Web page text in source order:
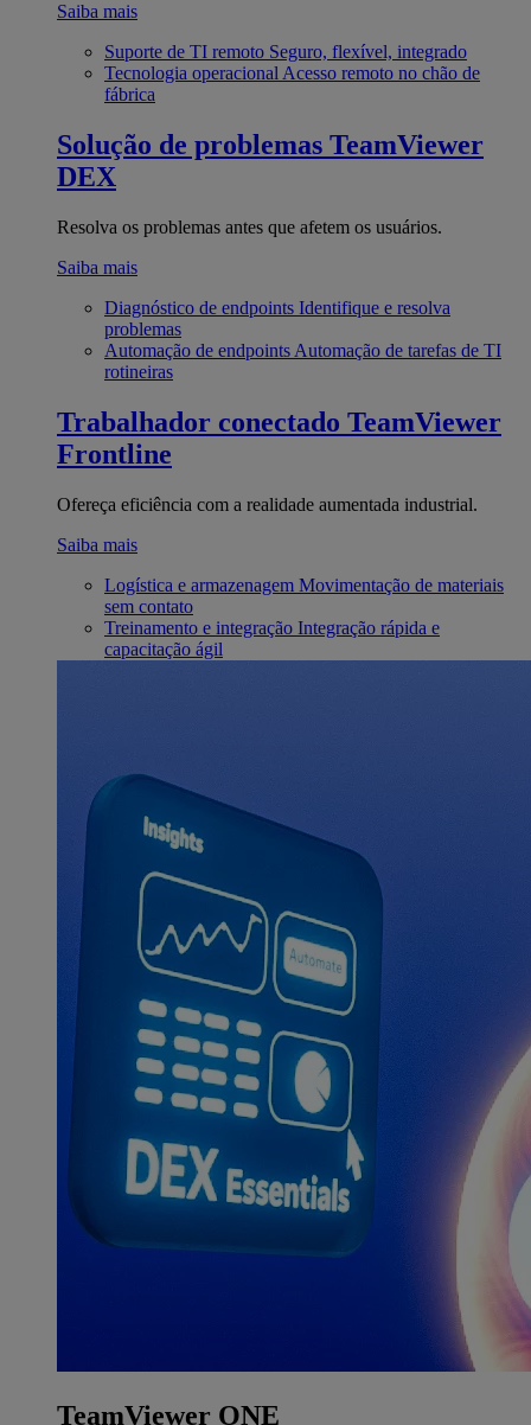
Saiba mais
Suporte de TI remoto Seguro, flexível, integrado
Tecnologia operacional Acesso remoto no chão de
fábrica
Solução de problemas TeamViewer
DEX
Resolva os problemas antes que afetem os usuários.
Saiba mais
Diagnóstico de endpoints Identifique e resolva
problemas
Automação de endpoints Automação de tarefas de TI
rotineiras
Trabalhador conectado TeamViewer
Frontline
Ofereça eficiência com a realidade aumentada industrial.
Saiba mais
Logística e armazenagem Movimentação de materiais
sem contato
Treinamento e integração Integração rápida e
capacitação ágil
TeamViewer ONE